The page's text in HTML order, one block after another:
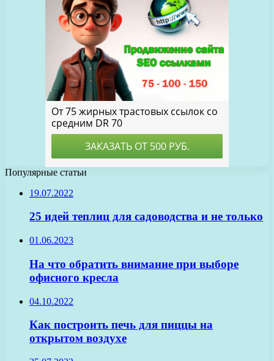
Популярные статьи
19.07.2022
25 идей теплиц для садоводства и не только
01.06.2023
На что обратить внимание при выборе
офисного кресла
04.10.2022
Как построить печь для пиццы на
открытом воздухе